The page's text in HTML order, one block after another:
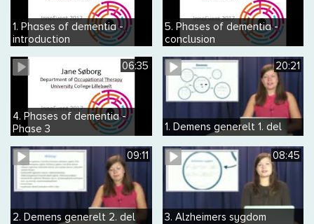
1. Phases of dementia -
introduction
5. Phases of dementia -
conclusion
06:35
4. Phases of dementia -
Phase 3
20:21
1. Demens generelt 1. del
09:11
2. Demens generelt 2. del
08:45
3. Alzheimers sygdom